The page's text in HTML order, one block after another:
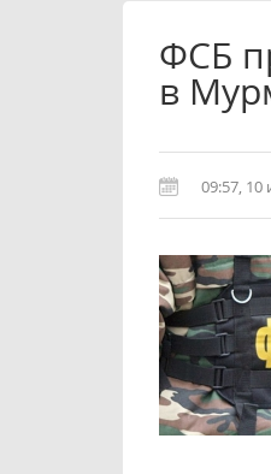
ФСБ
в
09:57, 10